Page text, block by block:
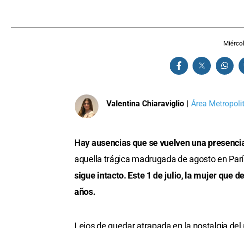
Valentina Chiaraviglio | Área
Hay ausencias que se vuelven una
aquella trágica madrugada de agosto en
sigue intacto. Este 1 de julio, la mujer que
años.